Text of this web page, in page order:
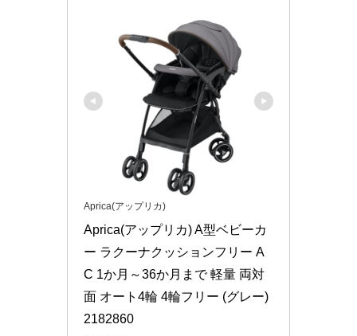
Aprica(アップリカ)
Aprica(アップリカ) A型ベビーカ
ー ラクーナクッションフリー A
C 1か月～36か月まで 軽量 両対
面 オート4輪 4輪フリー (グレー)
2182860